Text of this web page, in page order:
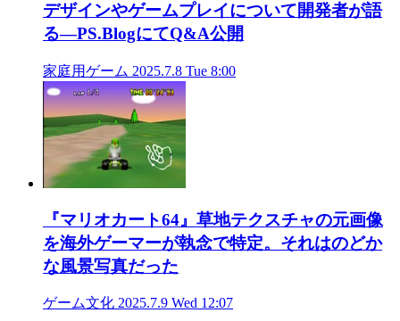
デザインやゲームプレイについて開発者が語
る―PS.BlogにてQ&A公開
家庭用ゲーム 2025.7.8 Tue 8:00
『マリオカート64』草地テクスチャの元画像
を海外ゲーマーが執念で特定。それはのどか
な風景写真だった
ゲーム文化 2025.7.9 Wed 12:07